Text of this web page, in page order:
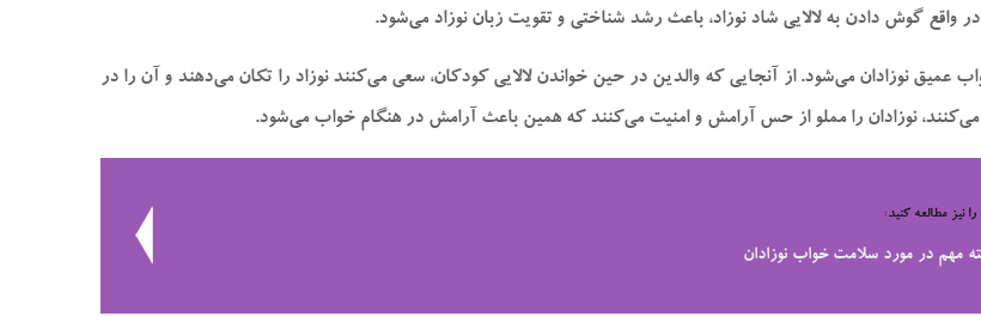
واقع گوش دادن به لالایی شاد نوزاد، باعث رشد شناختی و تقویت زبان نوزاد می‌شود.
عمیق نوزادان می‌شود. از آنجایی که والدین در حین خواندن لالایی کودکان، سعی می‌کنند نوزاد را تکان می‌دهند و آن را در
نوزادان را مملو از حس آرامش و امنیت می‌کنند که همین باعث آرامش در هنگام خواب می‌شود.
را نیز مطالعه کنید:
مهم در مورد سلامت خواب نوزادان